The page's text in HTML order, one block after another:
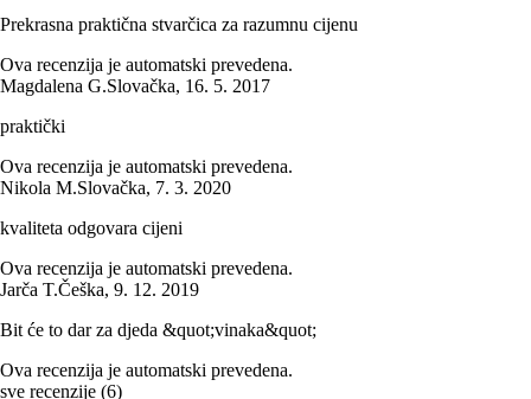
Prekrasna praktična stvarčica za razumnu cijenu
Ova recenzija je automatski prevedena.
Magdalena G.Slovačka, 16. 5. 2017
praktički
Ova recenzija je automatski prevedena.
Nikola M.Slovačka, 7. 3. 2020
kvaliteta odgovara cijeni
Ova recenzija je automatski prevedena.
Jarča T.Češka, 9. 12. 2019
Bit će to dar za djeda &quot;vinaka&quot;
Ova recenzija je automatski prevedena.
sve recenzije (6)